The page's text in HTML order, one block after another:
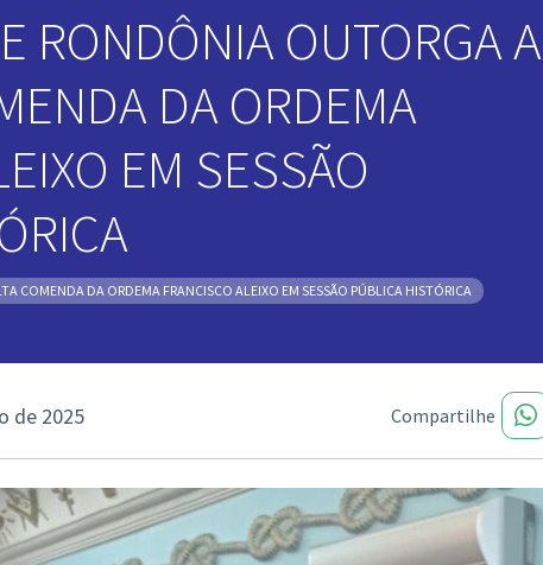
RONDÔNIA OUTORGA A
DA ORDEMA
EM SESSÃO
COMENDA DA ORDEMA FRANCISCO ALEIXO EM SESSÃO PÚBLICA HISTÓRICA
de 2025 Compartilhe